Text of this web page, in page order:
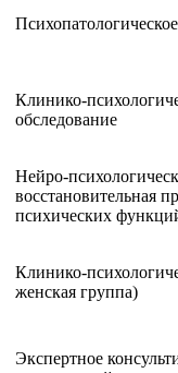
Клинико-
обследование
Нейро-
восстановительная
психических
Клинико-
женская группа)
Экспертное